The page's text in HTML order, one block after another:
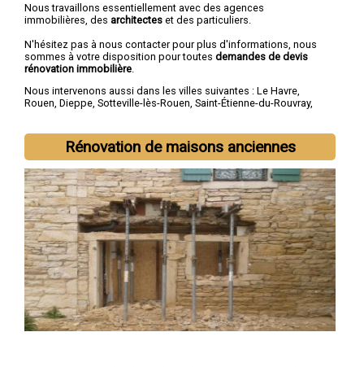
Nous travaillons essentiellement avec des agences
immobilières, des architectes et des particuliers.
N'hésitez pas à nous contacter pour plus d'informations, nous
sommes à votre disposition pour toutes demandes de devis
rénovation immobilière
Nous intervenons aussi dans les villes suivantes : Le Havre,
Rouen, Dieppe, Sotteville-lès-Rouen, Saint-Étienne-du-Rouvray,
Rénovation de maisons anciennes